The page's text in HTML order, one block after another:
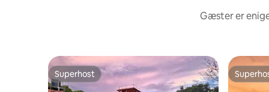
Gæster er
Superhost
Superhost